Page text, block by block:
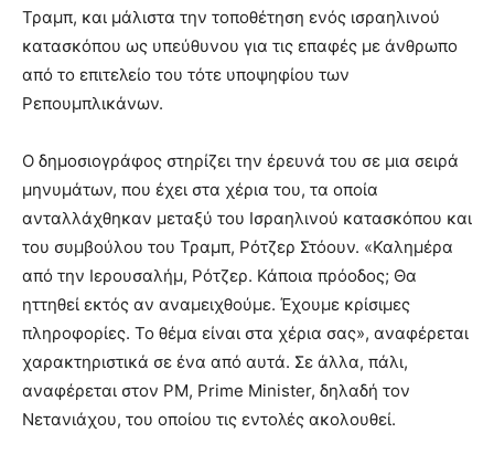
Τραμπ, και μάλιστα την τοποθέτηση ενός ισραηλινού
κατασκόπου ως υπεύθυνου για τις επαφές με άνθρωπο
από το επιτελείο του τότε υποψηφίου των
Ρεπουμπλικάνων.
Ο δημοσιογράφος στηρίζει την έρευνά του σε μια σειρά
μηνυμάτων, που έχει στα χέρια του, τα οποία
ανταλλάχθηκαν μεταξύ του Ισραηλινού κατασκόπου και
του συμβούλου του Τραμπ, Ρότζερ Στόουν. «Καλημέρα
από την Ιερουσαλήμ, Ρότζερ. Κάποια πρόοδος; Θα
ηττηθεί εκτός αν αναμειχθούμε. Έχουμε κρίσιμες
πληροφορίες. Το θέμα είναι στα χέρια σας», αναφέρεται
χαρακτηριστικά σε ένα από αυτά. Σε άλλα, πάλι,
αναφέρεται στον PM, Prime Minister, δηλαδή τον
Νετανιάχου, του οποίου τις εντολές ακολουθεί.